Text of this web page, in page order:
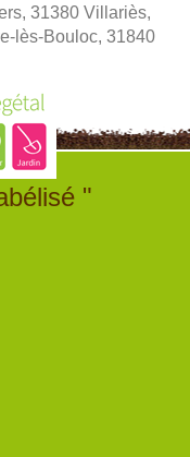
31380 Villariès,
lès-Bouloc, 31840
"